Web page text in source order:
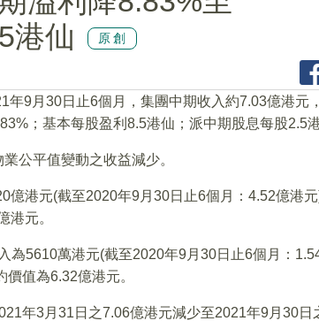
港仙
原創
年9月30日止6個月，集團中期收入約7.03億港元
；基本每股盈利8.5港仙；派中期股息每股2.5港
公平值變動之收益減少。
億港元(截至2020年9月30日止6個月：4.52億港
港元。
為5610萬港元(截至2020年9月30日止6個月：
值為6.32億港元。
年3月31日之7.06億港元減少至2021年9月30日